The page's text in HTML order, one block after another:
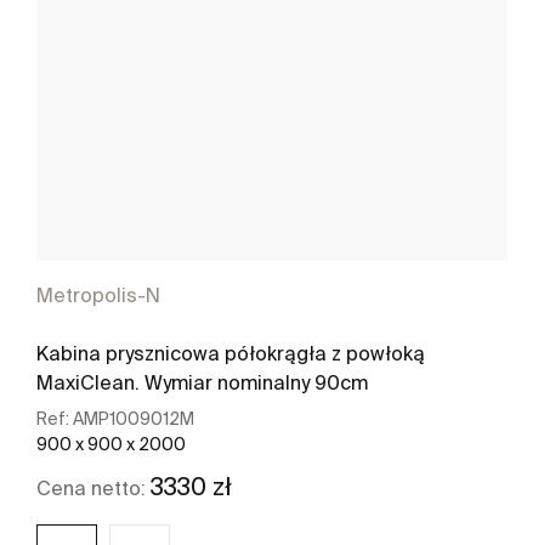
Metropolis-N
Kabina prysznicowa półokrągła z powłoką
MaxiClean. Wymiar nominalny 90cm
Ref: AMP1009012M
900 x 900 x 2000
Cena netto: 3330 zł